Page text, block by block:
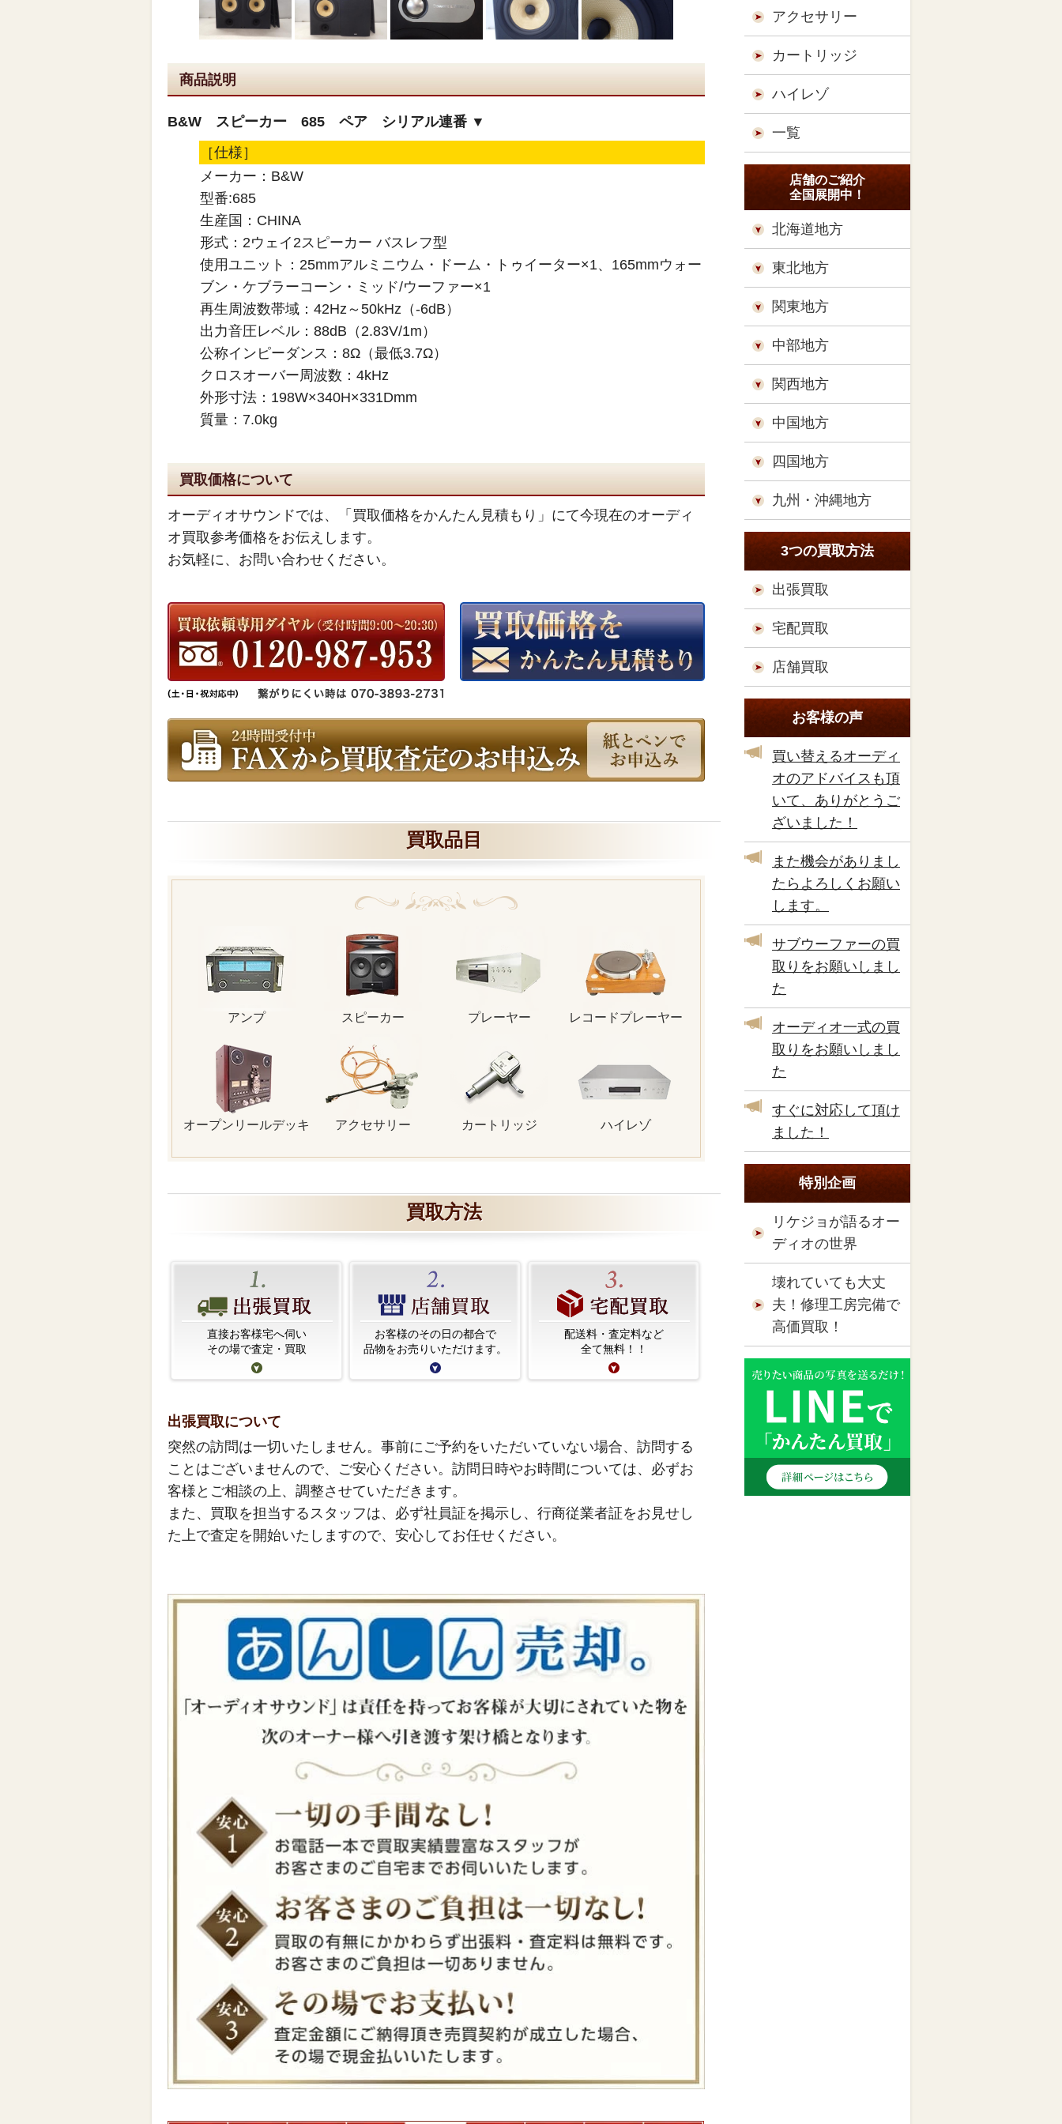
商品説明
B&W スピーカー 685 ペア シリアル連番 ▼
［仕様］
メーカー：B&W
型番:685
生産国：CHINA
形式：2ウェイ2スピーカー バスレフ型
使用ユニット：25mmアルミニウム・ドーム・トゥイーター×1、165mmウォー
ブン・ケブラーコーン・ミッド/ウーファー×1
再生周波数帯域：42Hz～50kHz（-6dB）
出力音圧レベル：88dB（2.83V/1m）
公称インピーダンス：8Ω（最低3.7Ω）
クロスオーバー周波数：4kHz
外形寸法：198W×340H×331Dmm
質量：7.0kg
買取価格について
オーディオサウンドでは、「買取価格をかんたん見積もり」にて今現在のオーディ
オ買取参考価格をお伝えします。
お気軽に、お問い合わせください。
買取品目
アンプ スピーカー プレーヤー レコードプレーヤー
オープンリールデッキ アクセサリー カートリッジ ハイレゾ
買取方法
直接お客様宅へ伺い
その場で査定・買取
お客様のその日の都合で
品物をお売りいただけます。
配送料・査定料など
全て無料！！
出張買取について
突然の訪問は一切いたしません。事前にご予約をいただいていない場合、訪問する
ことはございませんので、ご安心ください。訪問日時やお時間については、必ずお
客様とご相談の上、調整させていただきます。
また、買取を担当するスタッフは、必ず社員証を掲示し、行商従業者証をお見せし
た上で査定を開始いたしますので、安心してお任せください。
アクセサリー
カートリッジ
ハイレゾ
一覧
店舗のご紹介
全国展開中！
北海道地方
東北地方
関東地方
中部地方
関西地方
中国地方
四国地方
九州・沖縄地方
3つの買取方法
出張買取
宅配買取
店舗買取
お客様の声
買い替えるオーディ
オのアドバイスも頂
いて、ありがとうご
ざいました！
また機会がありまし
たらよろしくお願い
します。
サブウーファーの買
取りをお願いしまし
た
オーディオ一式の買
取りをお願いしまし
た
すぐに対応して頂け
ました！
特別企画
リケジョが語るオー
ディオの世界
壊れていても大丈
夫！修理工房完備で
高価買取！